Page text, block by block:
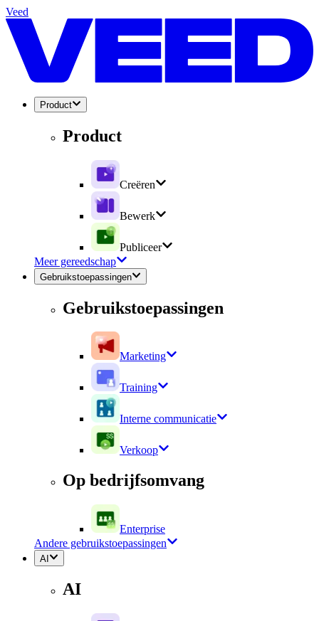
Veed
Product
Product
Creëren
Bewerk
Publiceer
Meer gereedschap
Gebruikstoepassingen
Gebruikstoepassingen
Marketing
Training
Interne communicatie
Verkoop
Op bedrijfsomvang
Enterprise
Andere gebruikstoepassingen
AI
AI